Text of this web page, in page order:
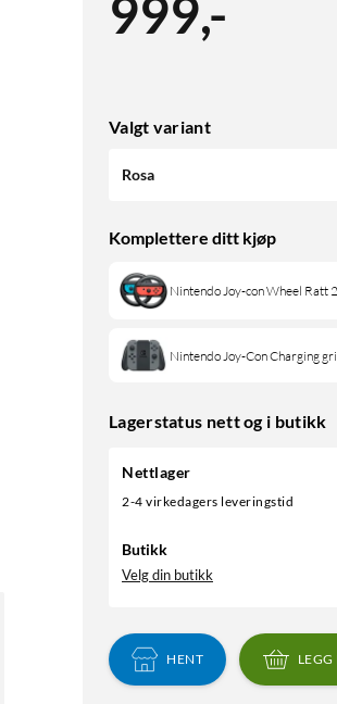
999,-
Valgt variant
Rosa
Komplettere ditt kjøp
Nintendo Joy-con Wheel Ratt
Nintendo Joy-Con Charging
Lagerstatus nett og i butikk
Nettlager
2-4 virkedagers leveringstid
Butikk
Velg din butikk
HENT